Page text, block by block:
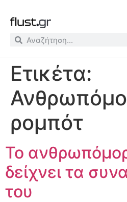
Ετικέτα:
ρομπότ
Το
δείχνει τα
του